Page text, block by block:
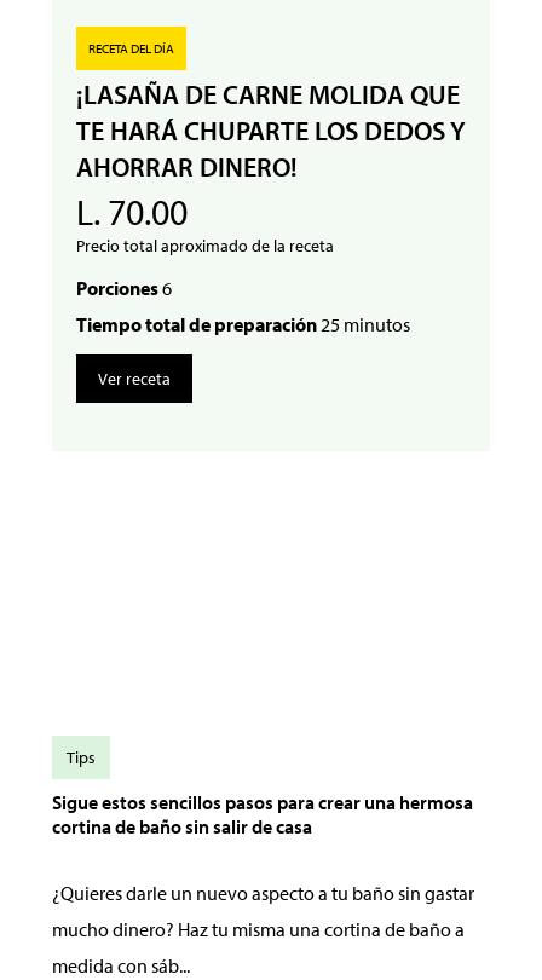
RECETA DEL DÍA
¡LASAÑA DE CARNE MOLIDA QUE
TE HARÁ CHUPARTE LOS DEDOS Y
AHORRAR DINERO!
L. 70.00
Precio total aproximado de la receta
Porciones6
Tiempo total de preparación25 minutos
Ver receta
Sigue estos sencillos pasos para crear una hermosa
cortina de baño sin salir de casa
¿Quieres darle un nuevo aspecto a tu baño sin gastar
mucho dinero? Haz tu misma una cortina de baño a
medida con sáb...
Tips